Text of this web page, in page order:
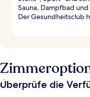
Sauna, Dampfbad
Der Gesundheitsclub
Überprüfe die